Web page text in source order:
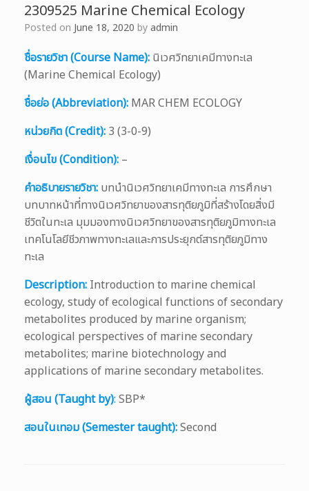
2309525 Marine Chemical Ecology
Posted on June 18, 2020 byadmin
ชื่อรายวิชา (Course Name): นิเวศวิทยาเคมีทางทะเล
(Marine Chemical Ecology)
ชื่อย่อ (Abbreviation): MAR CHEM ECOLOGY
หน่วยกิต (Credit): 3 (3-0-9)
เงื่อนไข (Condition): –
คำอธิบายรายวิชา: บทนำนิเวศวิทยาเคมีทางทะเล การศึกษา
บทบาทหน้าที่ทางนิเวศวิทยาของสารทุติยภูมิที่สร้างโดยสิ่งมี
ชีวิตในทะเล มุมมองทางนิเวศวิทยาของสารทุติยภูมิทางทะเล
เทคโนโลยีชีวภาพทางทะเลและการประยุกต์สารทุติยภูมิทาง
ทะเล
Description: Introduction to marine chemical
ecology, study of ecological functions of secondary
metabolites produced by marine organism;
ecological perspectives of marine secondary
metabolites; marine biotechnology and
applications of marine secondary metabolites.
ผู้สอน (Taught by): SBP*
สอนในเทอม (Semester taught):Second